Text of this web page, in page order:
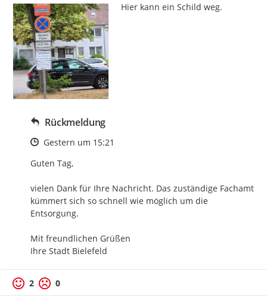
Hier kann ein Schild weg.
Rückmeldung
Zeitpunkt des Erstellens
Gestern um 15:21
Guten Tag,
vielen Dank für Ihre Nachricht. Das zuständige Fachamt
kümmert sich so schnell wie möglich um die
Entsorgung.
Mit freundlichen Grüßen
Ihre Stadt Bielefeld
2 0